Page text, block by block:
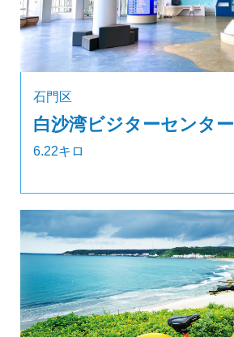
石門区
白沙湾ビジターセンター
6.22キロ